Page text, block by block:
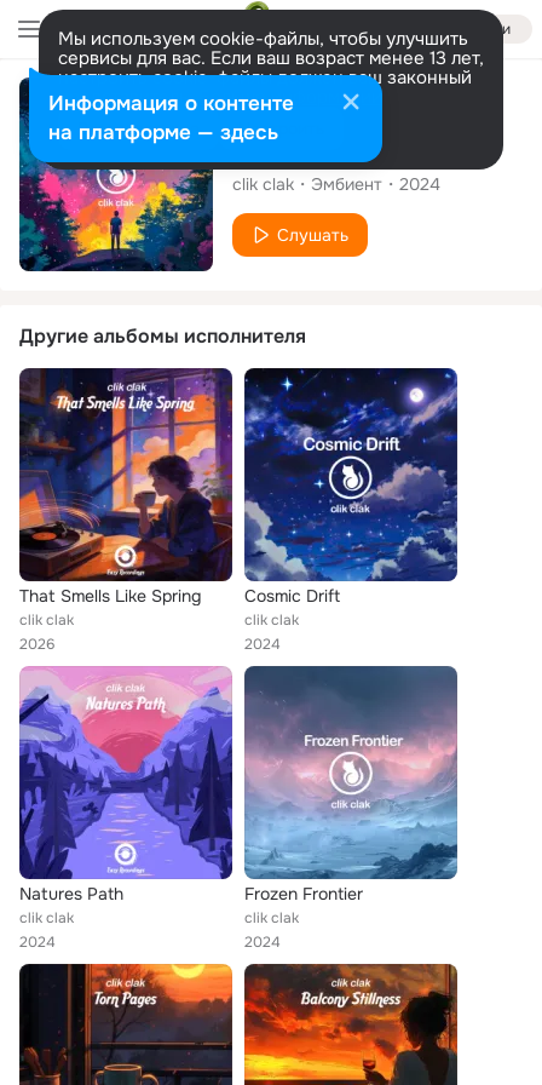
Войти
Мы используем cookie-файлы, чтобы улучшить
сервисы для вас. Если ваш возраст менее 13 лет,
настроить cookie-файлы должен ваш законный
представитель. Больше информации
Разрешить все Настроить
Альбом
Mindscapes
clik clak Эмбиент 2024
Слушать
Другие альбомы исполнителя
That Smells Like Spring
clik clak
2026
Cosmic Drift
clik clak
2024
Natures Path
clik clak
2024
Frozen Frontier
clik clak
2024
Информация о контенте
на платформе — здесь